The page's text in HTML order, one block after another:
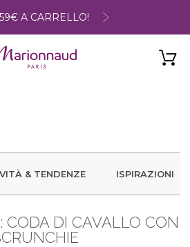
A CARRELLO!
& TENDENZE ISPIRAZIONI
CODA DI CAVALLO CON